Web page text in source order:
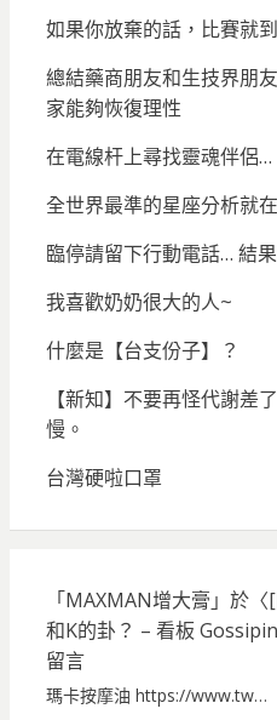
如果你放棄的話，比賽就
總結藥商朋友和生技界朋
家能夠恢復理性
在電線杆上尋找靈魂伴侶…
全世界最準的星座分析就
臨停請留下行動電話… 結
我喜歡奶奶很大的人~
什麼是【台支份子】？
【新知】不要再怪代謝差
慢。
台灣硬啦口罩
「MAXMAN增大膏 」於〈
和K的卦？ – 看板
留言
瑪卡按摩油 https://www.tw…